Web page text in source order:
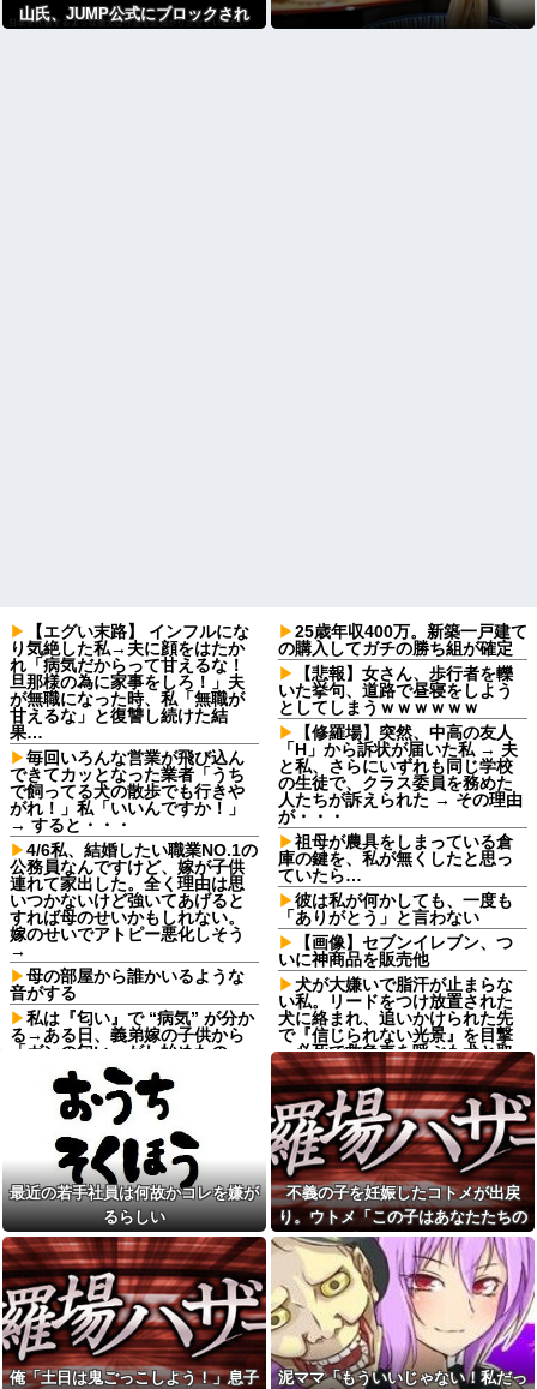
山氏、JUMP公式にブロックされ
【エグい末路】 インフルにな
り気絶した私→夫に顔をはたか
れ「病気だからって甘えるな！
旦那様の為に家事をしろ！」夫
が無職になった時、私「無職が
甘えるな」と復讐し続けた結
果…
毎回いろんな営業が飛び込ん
できてカッとなった業者「うち
で飼ってる犬の散歩でも行きや
がれ！」私「いいんですか！」
→ すると・・・
4/6私、結婚したい職業NO.1の
公務員なんですけど、嫁が子供
連れて家出した。全く理由は思
いつかないけど強いてあげると
すれば母のせいかもしれない。
嫁のせいでアトピー悪化しそう
→
母の部屋から誰かいるような
音がする
私は『匂い』で “病気” が分か
る→ある日、義弟嫁の子供から
「ガンの匂い」がし始めたの
で、夫経由で「ガンではない
か」と伝えたら怒って絶縁、そ
の結果・・・
【画像】『20代にしか見えな
い30代女子』がこちらです←お
前らから見てど
う？？？？？？？
寺田心、週6ジム通いで体重
62kg→82kgに 110kgのベンチ
プレス持ち上げる姿披露
ちいかわ作者さん、総額30億
超の大豪邸を建てるｗｗｗｗｗ
ｗｗｗｗｗｗｗｗｗｗｗｗｗｗ
【仰天】X、メンエス嬢とラウ
ンジ嬢が熾烈な女の争いを繰り
広げ対戦型になってしまうw w
w w w w w w
25歳年収400万。新築一戸建て
の購入してガチの勝ち組が確定
【悲報】女さん、歩行者を轢
いた挙句、道路で昼寝をしよう
としてしまうｗｗｗｗｗｗ
【修羅場】突然、中高の友人
「H」から訴状が届いた私 → 夫
と私、さらにいずれも同じ学校
の生徒で、クラス委員を務めた
人たちが訴えられた → その理由
が・・・
祖母が農具をしまっている倉
庫の鍵を、私が無くしたと思っ
ていたら…
彼は私が何かしても、一度も
「ありがとう」と言わない
【画像】セブンイレブン、つ
いに神商品を販売他
犬が大嫌いで脂汗が止まらな
い私。リードをつけ放置された
犬に絡まれ、追いかけられた先
で『信じられない光景』を目撃
→必死で救急車を呼ぶも犬と取
り残されて・・・
【悲報】一生夏か一生冬どっ
ちがいい？
海外「なんだって？！」PSG
が鈴木彩艶の獲得へ増額オファ
ーを準備していることに海外大
騒ぎ！（海外の反応）
友人とタクシーに乗った→運
ちゃん「5070円ね」私「５千円
のチケットあるわ。これと70円
ね」→友人「これタクシー代
ね」35円！？これはセコケチ！
FO案件！！→スレ民の反応
は？？
中学時代に俺だけを執拗にい
じめてきた秀才のA！推薦入試の
朝、奴の習性を利用して道端の
最近の若手社員は何故かコレを嫌が
るらしい
不義の子を妊娠したコトメが出戻
り。ウトメ「この子はあなたたちの
子として育てて」旦那「ありがと
う」私「勝手に決めないで！」→修
羅場になり…
俺「土日は鬼ごっこしよう！」息子
泥ママ「もういいじゃない！私だっ